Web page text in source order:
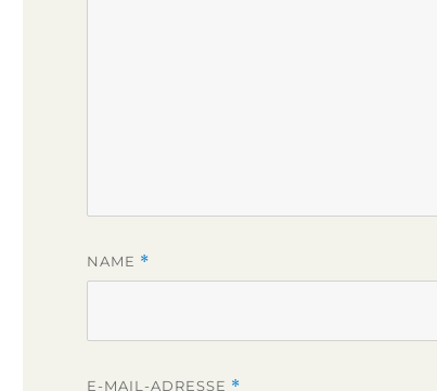
NAME *
E-MAIL-ADRESSE *